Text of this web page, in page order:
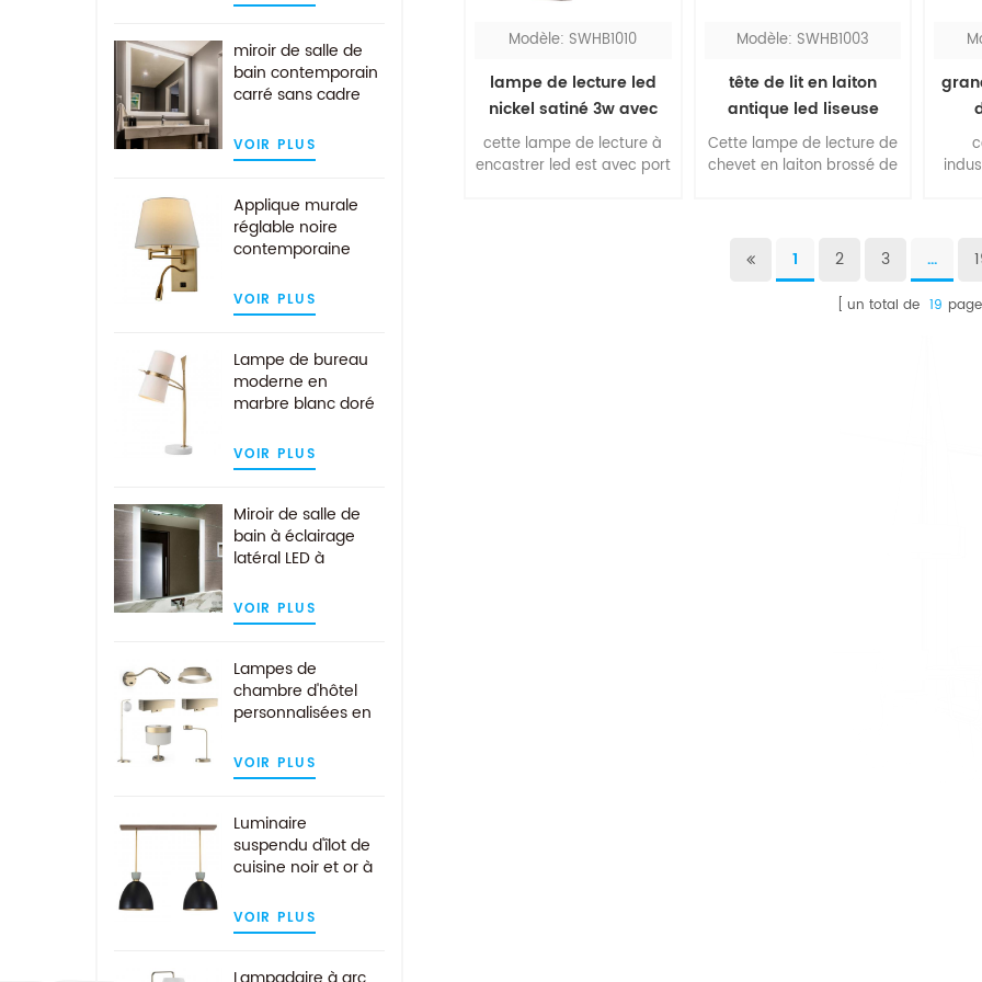
protection de
miroir de salle de
bain contemporain
carré sans cadre
VOIR PLUS
Applique murale
réglable noire
contemporaine
lecture LED
VOIR PLUS
Lampe de bureau
moderne en
marbre blanc doré
tissu blanc
VOIR PLUS
Miroir de salle de
bain à éclairage
latéral LED à
pour hôtel
VOIR PLUS
Lampes de
chambre d'hôtel
personnalisées en
modernes
VOIR PLUS
Luminaire
suspendu d'îlot de
cuisine noir et or à
moderne
VOIR PLUS
Modèle: SWHB1010
lampe de lecture led
nickel satiné 3w avec
port usb
cette lampe de lecture à
encastrer led est avec port
Modèle: SWHB1003
tête de lit en laiton
antique led liseuse
Cette lampe de lecture de
chevet en laiton brossé de
pouvez l'allumer et
l'éteindre simplement en
tirant et en poussant
1 2 3 ...
un total de 19